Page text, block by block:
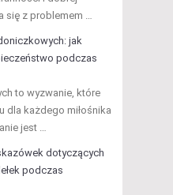
się z problemem …
jak
podczas
to wyzwanie, które
dla każdego miłośnika
jest …
dotyczących
podczas